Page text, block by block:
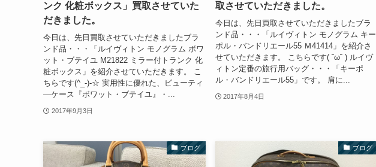
ンク 化粧ボックス」買取させていた
だきました。
今日は、先日買取させていただきましたブラ
ンド品・・・「ルイヴィトン モノグラム ボワ
ット・ブテイユ M21822 ミラー付トランク 化
粧ボックス」を紹介させていただきます。 こ
ちらです(^_-)-☆ 実用性に優れた、ビューティ
―ケース『ボワット・ブテイユ』・...
2017年9月3日
取させていただきました。
今日は、先日買取させていただきましたブラ
ンド品・・・「ルイヴィトン モノグラム キー
ポル・バンドリエール55 Ｍ41414」を紹介さ
せていただきます。 こちらです( ˘ω˘ ) ルイヴ
ィトン定番の旅行用バッグ・・・「キーポ
ル・バンドリエール55」です。 肩に...
2017年8月4日
ブログ ブログ